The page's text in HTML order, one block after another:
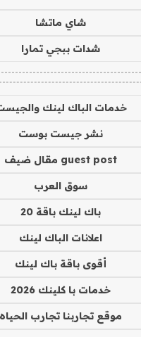
شاي ماتشا
شدات ببجي تمارا
خدمات الباك لينك
نشر جيست بوست
guest post مقال ضيف
سوق العرب
باك لينك باقة 20
اعلانات الباك لينك
أقوى باقة باك لينك
خدمات با كلينك 2026
موقع تجاربنا تجارب الحياه